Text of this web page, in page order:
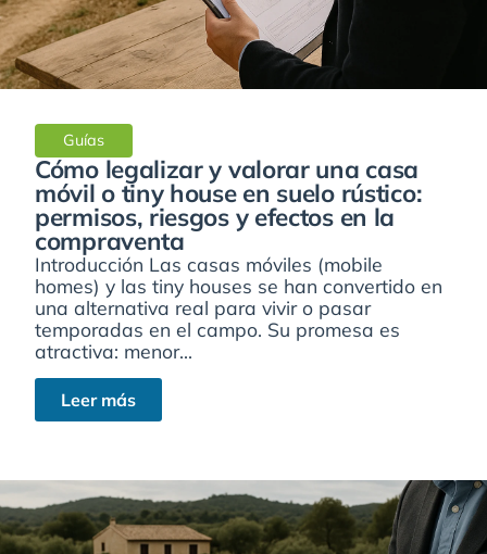
Guías
Cómo legalizar y valorar una casa
móvil o tiny house en suelo rústico:
permisos, riesgos y efectos en la
compraventa
Introducción Las casas móviles (mobile
homes) y las tiny houses se han convertido en
una alternativa real para vivir o pasar
temporadas en el campo. Su promesa es
atractiva: menor...
Leer más